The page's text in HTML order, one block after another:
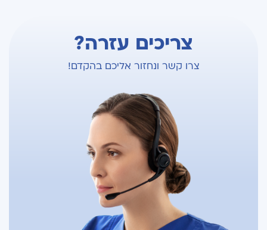
צריכים עזרה?
צרו קשר ונחזור אליכם בהקדם!